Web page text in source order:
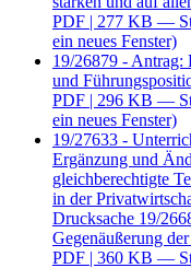
PDF | 277 KB —
ein neues Fenster)
19/26879 - Antrag:
und
PDF | 296 KB —
ein neues Fenster)
19/27633 -
Ergänzung und
gleichberechtigte
in der
Drucksache 19/
Gegenäußerung
PDF | 360 KB —